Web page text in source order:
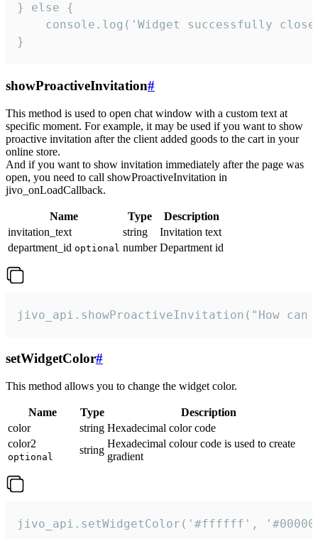
} else {
console.log('Widget successfully
}
showProactiveInvitation#
This method is used to open chat window with a custom text at
specific moment. For example, it may be used if you want to show
proactive invitation after the client added goods to the cart in your
online store.
And if you want to show invitation immediately after the page was
open, you need to call showProactiveInvitation in
jivo_onLoadCallback.
Name Type
Description
invitation_text
string
Invitation text
department_id optional number Department id
jivo_api.showProactiveInvitation("How
setWidgetColor#
This method allows you to change the widget color.
Name Type
Description
color
string Hexadecimal color code
color2
optional
string
Hexadecimal colour code is used to create
gradient
jivo_api.setWidgetColor('#ffffff',